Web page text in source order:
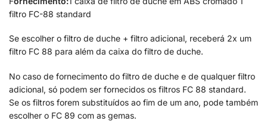
filtro FC-88 standard
Se escolher o filtro de duche + filtro adicional, receberá 2x um
filtro FC 88 para além da caixa do filtro de duche.
No caso de fornecimento do filtro de duche e de qualquer filtro
adicional, só podem ser fornecidos os filtros FC 88 standard.
Se os filtros forem substituídos ao fim de um ano, pode também
escolher o FC 89 com as gemas.